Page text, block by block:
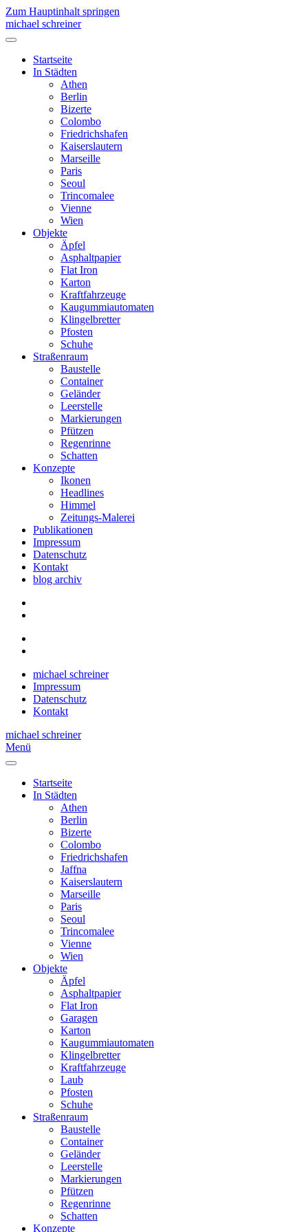
Zum Hauptinhalt springen
michael schreiner
Startseite
In Städten
Athen
Berlin
Bizerte
Colombo
Friedrichshafen
Kaiserslautern
Marseille
Paris
Seoul
Trincomalee
Vienne
Wien
Objekte
Äpfel
Asphaltpapier
Flat Iron
Karton
Kraftfahrzeuge
Kaugummiautomaten
Klingelbretter
Pfosten
Schuhe
Straßenraum
Baustelle
Container
Geländer
Leerstelle
Markierungen
Pfützen
Regenrinne
Schatten
Konzepte
Ikonen
Headlines
Himmel
Zeitungs-Malerei
Publikationen
Impressum
Datenschutz
Kontakt
blog archiv
michael schreiner
Impressum
Datenschutz
Kontakt
michael schreiner
Menü
Startseite
In Städten
Athen
Berlin
Bizerte
Colombo
Friedrichshafen
Jaffna
Kaiserslautern
Marseille
Paris
Seoul
Trincomalee
Vienne
Wien
Objekte
Äpfel
Asphaltpapier
Flat Iron
Garagen
Karton
Kaugummiautomaten
Klingelbretter
Kraftfahrzeuge
Laub
Pfosten
Schuhe
Straßenraum
Baustelle
Container
Geländer
Leerstelle
Markierungen
Pfützen
Regenrinne
Schatten
Konzepte